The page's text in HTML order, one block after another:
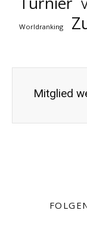
Worldranking
Mitglied